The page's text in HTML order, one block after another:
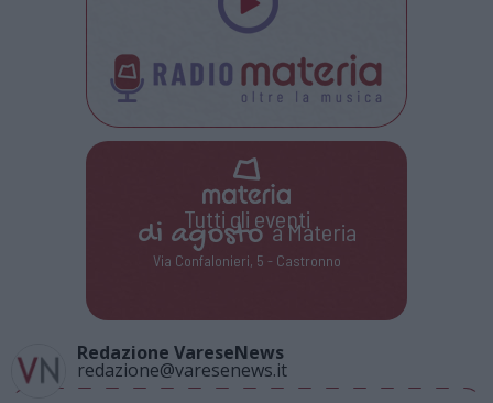
Tutti gli eventi
di agostoa Materia
Via Confalonieri, 5 - Castronno
Redazione VareseNews
redazione@varesenews.it